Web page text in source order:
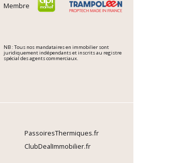
Membre
NB : Tous nos mandataires en immobilier sont
juridiquement indépendants et inscrits au registre
spécial des agents commerciaux.
PassoiresThermiques.fr
ClubDealImmobilier.fr